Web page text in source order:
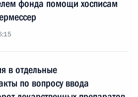
фонда помощи хосписам
в отдельные
по вопросу ввода